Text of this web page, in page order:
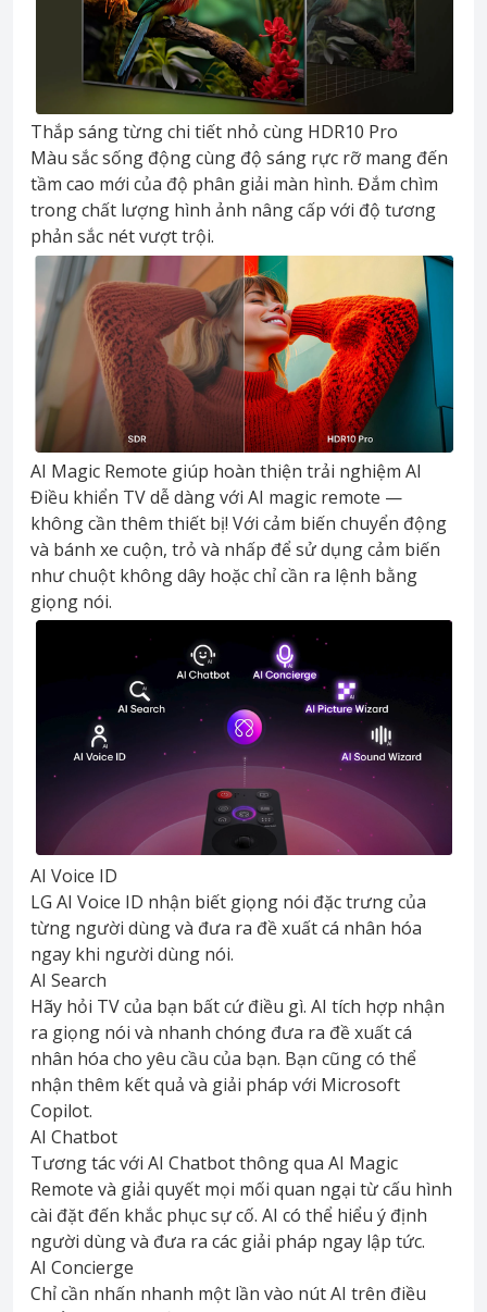
Thắp sáng từng chi tiết nhỏ cùng HDR10 Pro
Màu sắc sống động cùng độ sáng rực rỡ mang đến
tầm cao mới của độ phân giải màn hình. Đắm chìm
trong chất lượng hình ảnh nâng cấp với độ tương
phản sắc nét vượt trội.
AI Magic Remote giúp hoàn thiện trải nghiệm AI
Điều khiển TV dễ dàng với AI magic remote —
không cần thêm thiết bị! Với cảm biến chuyển động
và bánh xe cuộn, trỏ và nhấp để sử dụng cảm biến
như chuột không dây hoặc chỉ cần ra lệnh bằng
giọng nói.
AI Voice ID
LG AI Voice ID nhận biết giọng nói đặc trưng của
từng người dùng và đưa ra đề xuất cá nhân hóa
ngay khi người dùng nói.
AI Search
Hãy hỏi TV của bạn bất cứ điều gì. AI tích hợp nhận
ra giọng nói và nhanh chóng đưa ra đề xuất cá
nhân hóa cho yêu cầu của bạn. Bạn cũng có thể
nhận thêm kết quả và giải pháp với Microsoft
Copilot.
AI Chatbot
Tương tác với AI Chatbot thông qua AI Magic
Remote và giải quyết mọi mối quan ngại từ cấu hình
cài đặt đến khắc phục sự cố. AI có thể hiểu ý định
người dùng và đưa ra các giải pháp ngay lập tức.
AI Concierge
Chỉ cần nhấn nhanh một lần vào nút AI trên điều